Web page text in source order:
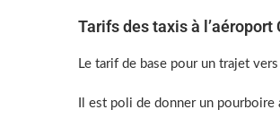
Tarifs des taxis à l’aéroport
Le tarif de base pour un trajet
Il est poli de donner un pourboire